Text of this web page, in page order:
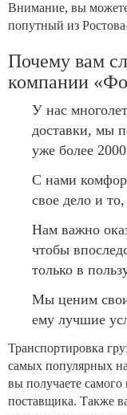
Внимание, вы можете
попутный из
Почему вам
компании
У нас
доставки, мы
уже более
С нами
свое дело и
Нам важно
чтобы
только в
Мы ценим
ему лучшие
Транспортировка
самых популярных
вы получаете
поставщика. Также